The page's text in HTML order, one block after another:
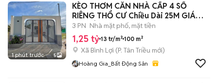
1 phút trước 5
KÈO THƠM CĂN NHÀ CẤP 4 SỔ
RIÊNG THỔ CƯ Chiều Dài 25M GIÁ
1.25 TỶ
3 PN Nhà mặt phố, mặt tiền
1,25 tỷ 13 tr/m² 100 m²
Xã Bình Lợi (P. Tân Triều mới)
Hoàng Gia_Bất Động Sản